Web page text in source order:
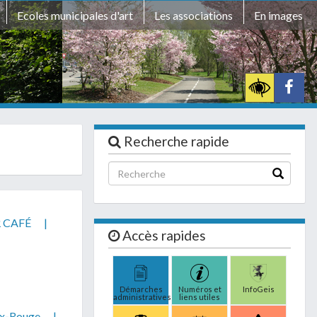
Ecoles municipales d'art Les associations En images
CAFÉ
|
Recherche rapide
Accès rapides
Démarches
administratives
Numéros et
liens utiles
InfoGeis